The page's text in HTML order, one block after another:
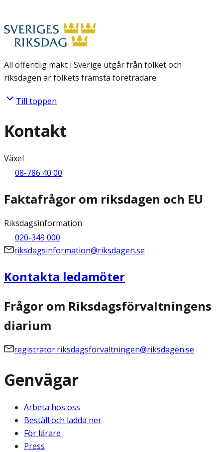
All offentlig makt i Sverige utgår från folket och
riksdagen är folkets främsta företrädare.
Till toppen
Kontakt
Växel
08-786 40 00
Faktafrågor om riksdagen och EU
Riksdagsinformation
020-349 000
riksdagsinformation@riksdagen.se
Kontakta ledamöter
Frågor om Riksdagsförvaltningens
diarium
registrator.riksdagsforvaltningen@riksdagen.se
Genvägar
Arbeta hos oss
Beställ och ladda ner
För lärare
Press